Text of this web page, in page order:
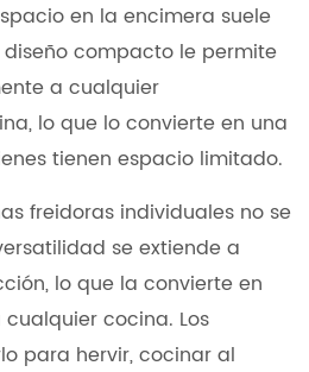
en la encimera suele
diseño compacto le permite
a cualquier
lo que lo convierte en una
tienen espacio limitado.
freidoras individuales no se
se extiende a
lo que la convierte en
cocina. Los
para hervir, cocinar al